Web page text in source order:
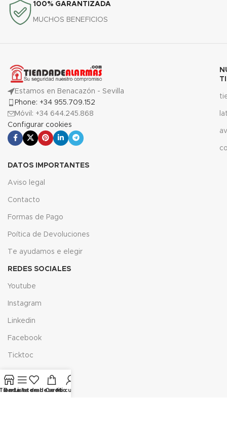
100% GARANTIZADA
MUCHOS BENEFICIOS
Estamos en Benacazón - Sevilla
Phone: +34 955.709.152
Móvil: +34 644.245.868
Configurar cookies
DATOS IMPORTANTES
Aviso legal
Contacto
Formas de Pago
Poítica de Devoluciones
Te ayudamos e elegir
REDES SOCIALES
Youtube
Instagram
Linkedin
Facebook
Ticktoc
LINK DE INTERÉS
Barra lateral
Lista de deseos
CarritoMi cuenta